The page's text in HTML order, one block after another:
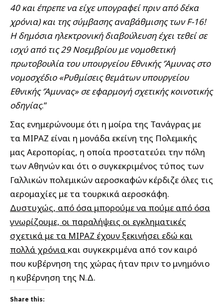
40 και έπρεπε να είχε υπογραφεί πριν από δέκα
χρόνια) και της σύμβασης αναβάθμισης των F-16!
H δημόσια ηλεκτρονική διαβούλευση έχει τεθεί σε
ισχύ από τις 29 Νοεμβρίου με νομοθετική
πρωτοβουλία του υπουργείου Εθνικής ‘Άμυνας στο
νομοσχέδιο «Ρυθμίσεις θεμάτων υπουργείου
Εθνικής ‘Άμυνας» σε εφαρμογή σχετικής κοινοτικής
οδηγίας.”
Σας ενημερώνουμε ότι η μοίρα της Τανάγρας με
τα ΜΙΡΑΖ είναι η μονάδα εκείνη της Πολεμικής
μας Αεροπορίας, η οποία προστατεύει την πόλη
των Αθηνών και ότι ο συγκεκριμένος τύπος των
Γαλλικών πολεμικών αεροσκαφών κέρδιζε όλες τις
αερομαχίες με τα τουρκικά αεροσκάφη.
Δυστυχώς, από όσα μπορούμε να πούμε από όσα
γνωρίζουμε, οι παραλήψεις οι εγκληματικές
σχετικά με τα ΜΙΡΑΖ έχουν ξεκινήσει εδώ και
πολλά χρόνια και συγκεκριμένα από τον καιρό
που κυβέρνηση της χώρας ήταν πριν το μνημόνιο
η κυβέρνηση της Ν.Δ.
Share this: